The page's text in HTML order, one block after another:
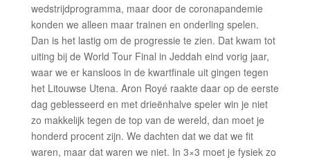
wedstrijdprogramma, maar door de coronapandemie
konden we alleen maar trainen en onderling spelen.
Dan is het lastig om de progressie te zien. Dat kwam tot
uiting bij de World Tour Final in Jeddah eind vorig jaar,
waar we er kansloos in de kwartfinale uit gingen tegen
het Litouwse Utena. Aron Royé raakte daar op de eerste
dag geblesseerd en met drieënhalve speler win je niet
zo makkelijk tegen de top van de wereld, dan moet je
honderd procent zijn. We dachten dat we dat we fit
waren, maar dat waren we niet. In 3×3 moet je fysiek zo